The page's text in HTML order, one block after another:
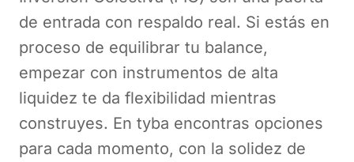
de entrada con respaldo real. Si estás en
proceso de equilibrar tu balance,
empezar con instrumentos de alta
liquidez te da flexibilidad mientras
construyes. En tyba encontras opciones
para cada momento, con la solidez de